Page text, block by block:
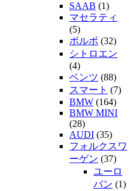
SAAB (1)
マセラティ
(5)
ボルボ (32)
シトロエン
(4)
ベンツ (88)
スマート (7)
BMW (164)
BMW MINI
(28)
AUDI (35)
フォルクスワ
ーゲン (37)
ユーロ
バン (1)